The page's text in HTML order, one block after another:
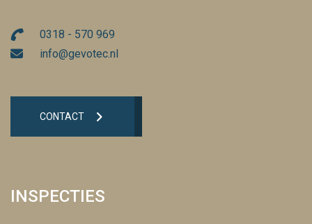
0318 - 570 969
info@gevotec.nl
CONTACT
INSPECTIES